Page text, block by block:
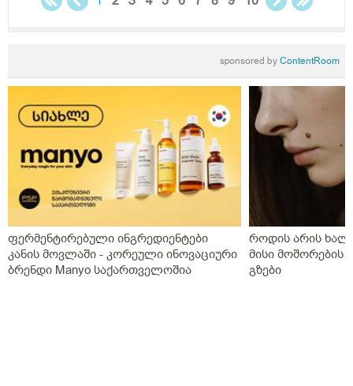
sponsored byContentRoom
ფერმენტირებული ინგრედიენტები
კანის მოვლაში - კორეული ინოვაციური
ბრენდი Manyo საქართველოშია
როდის არის
მისი მოშორების
გზები